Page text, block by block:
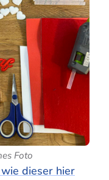
Foto
dieser hier